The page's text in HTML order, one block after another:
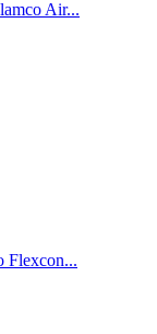
Air...
Flexcon...